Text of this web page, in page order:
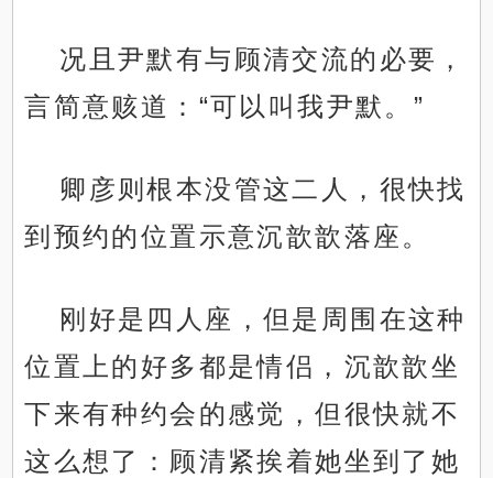
况且尹默有与顾清交流的必要，
言简意赅道：“可以叫我尹默。”
卿彦则根本没管这二人，很快找
到预约的位置示意沉歆歆落座。
刚好是四人座，但是周围在这种
位置上的好多都是情侣，沉歆歆坐
下来有种约会的感觉，但很快就不
这么想了：顾清紧挨着她坐到了她